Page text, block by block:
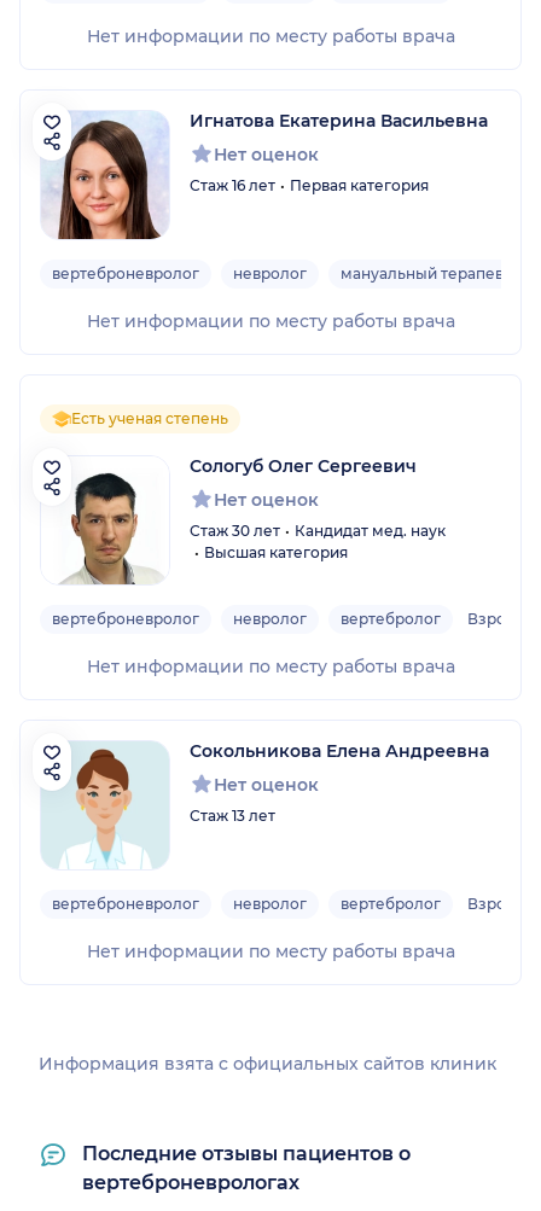
Нет информации по месту работы врача
Игнатова Екатерина Васильевна
Нет оценок
Стаж 16 лет Первая категория
вертеброневролог невролог мануальный терапевт
Нет информации по месту работы врача
Есть ученая степень
Сологуб Олег Сергеевич
Нет оценок
Стаж 30 лет
Кандидат мед. наук
Высшая категория
вертеброневролог невролог вертебролог
Нет информации по месту работы врача
Сокольникова Елена Андреевна
Нет оценок
Стаж 13 лет
вертеброневролог невролог вертебролог
Нет информации по месту работы врача
Информация взята c официальных сайтов клиник
Последние отзывы пациентов о
вертеброневрологах